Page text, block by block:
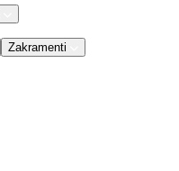
Zakramenti